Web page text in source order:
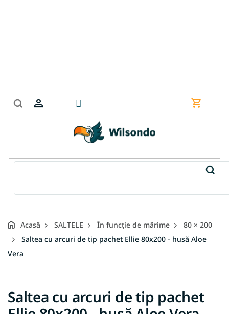
Coş
Acasă SALTELE În funcție de mărime
80 × 200
Saltea cu arcuri de tip pachet Ellie 80x200 - husă Aloe
Vera
Saltea cu arcuri de tip pachet